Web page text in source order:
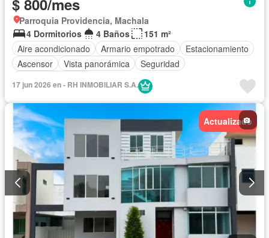
$ 800/mes
Parroquia Providencia, Machala
4 Dormitorios
4 Baños
151 m²
Aire acondicionado
Armario empotrado
Estacionamiento
Ascensor
Vista panorámica
Seguridad
17 jun 2026 en - RH INMOBILIAR S.A.
Actualizado